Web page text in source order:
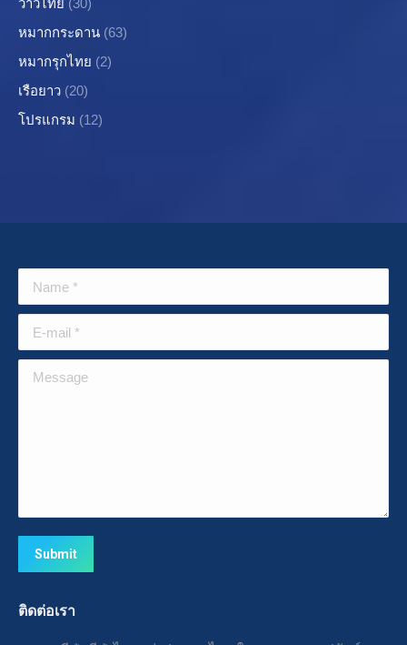
ว่าวไทย (30)
หมากกระดาน (63)
หมากรุกไทย (2)
เรือยาว (20)
โปรแกรม (12)
Name *
E-mail *
Message
Submit
ติดต่อเรา